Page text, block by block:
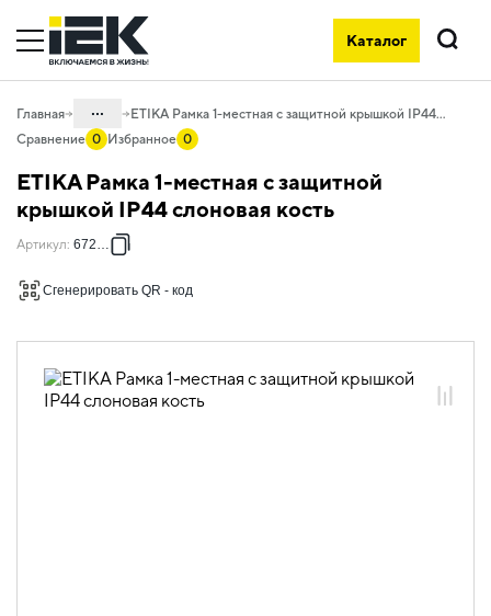
Каталог
Поиск
Главная ...
06. Изделия электроустановочные,
удлинители и силовые разъемы
06.01 Электроустановочные изделия
06.01.13 Электроустановочные
06.01.13.12 Рамки пластиковые ETIKA
ETIKA Рамка 1-местная с защитной крышкой IP44 слоновая кость
Сравнение 0 Избранное 0
ETIKA Рамка 1-местная с защитной
крышкой IP44 слоновая кость
Артикул: 672560
Сгенерировать QR - код